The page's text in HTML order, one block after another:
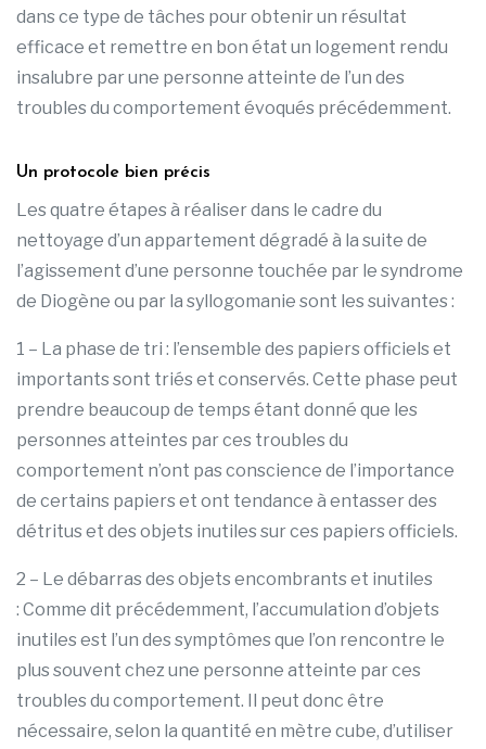
dans ce type de tâches pour obtenir un résultat
efficace et remettre en bon état un logement rendu
insalubre par une personne atteinte de l’un des
troubles du comportement évoqués précédemment.
Un protocole bien précis
Les quatre étapes à réaliser dans le cadre du
nettoyage d’un appartement dégradé à la suite de
l’agissement d’une personne touchée par le syndrome
de Diogène ou par la syllogomanie sont les suivantes :
1 – La phase de tri : l’ensemble des papiers officiels et
importants sont triés et conservés. Cette phase peut
prendre beaucoup de temps étant donné que les
personnes atteintes par ces troubles du
comportement n’ont pas conscience de l’importance
de certains papiers et ont tendance à entasser des
détritus et des objets inutiles sur ces papiers officiels.
2 – Le débarras des objets encombrants et inutiles
: Comme dit précédemment, l’accumulation d’objets
inutiles est l’un des symptômes que l’on rencontre le
plus souvent chez une personne atteinte par ces
troubles du comportement. Il peut donc être
nécessaire, selon la quantité en mètre cube, d’utiliser